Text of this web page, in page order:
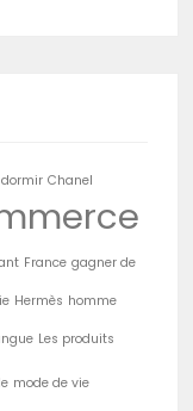
Chanel
France gagner de
Hermès homme
Les produits
mode de vie